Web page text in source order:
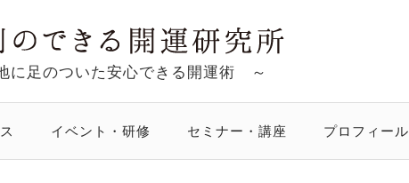
に足のついた安心できる開運術 ～
イベント・研修 セミナー・講座 プロフィール